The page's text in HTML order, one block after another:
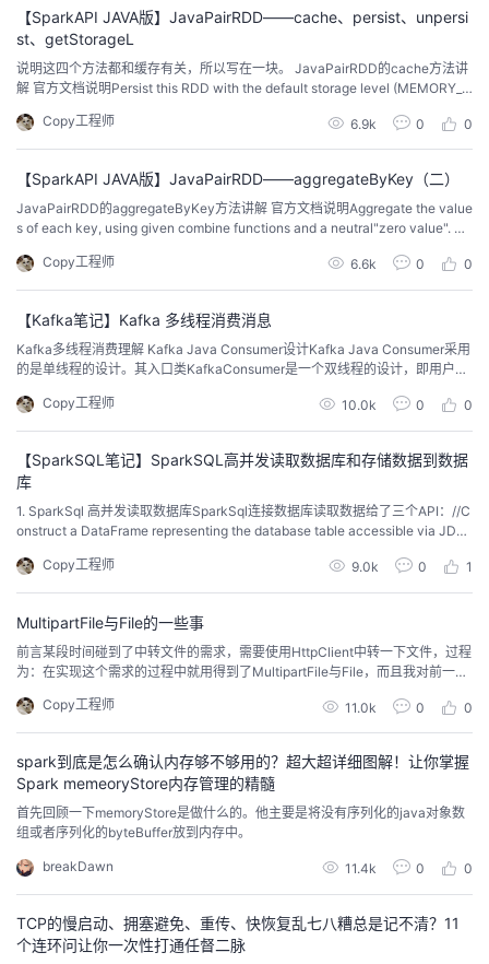
藏
【SparkAPI JAVA版】JavaPairRDD——cache、persist、unpersi
st、getStorageL
说明这四个方法都和缓存有关，所以写在一块。 JavaPairRDD的cache方法讲
解 官方文档说明Persist this RDD with the default storage level (MEMORY_O
序列化的方式将RDD的数据全部尝试持久化到内存中，cache()只是一个transf
orm...
Copy工程师 6.9k 0 0
【SparkAPI JAVA版】JavaPairRDD——aggregateByKey（二）
JavaPairRDD的aggregateByKey方法讲解 官方文档说明Aggregate the value
s of each key, using given combine functions and a neutral"zero value". Th
Copy工程师
6.6k 0 0
【Kafka笔记】Kafka 多线程消费消息
Kafka多线程消费理解 Kafka Java Consumer设计Kafka Java Consumer采用
的是单线程的设计。其入口类KafkaConsumer是一个双线程的设计，即用户主
程，心跳线程（Heartbeat Thread）只负责定期给对应的Broker机器发送心跳
请求，以表示消费者应用的存活性。官...
Copy工程师 10.0k 0 0
【SparkSQL笔记】SparkSQL高并发读取数据库和存储数据到数据
库
1. SparkSql 高并发读取数据库SparkSql连接数据库读取数据给了三个API：//C
onstruct a DataFrame representing the database table accessible via JDB
ng url...Copy工程师 9.0k 0 1
MultipartFile与File的一些事
前言某段时间碰到了中转文件的需求，需要使用HttpClient中转一下文件，过程
为：在实现这个需求的过程中就用得到了MultipartFile与File，而且我对前一个
HTML中form data方式上传的文件，包含二进制数据+文件名称。【来自百度
知道】 MultipartFile 与...
Copy工程师 11.0k 0 0
spark到底是怎么确认内存够不够用的？超大超详细图解！让你掌握
Spark memeoryStore内存管理的精髓
首先回顾一下memoryStore是做什么的。他主要是将没有序列化的java对象数
组或者序列化的byteBuffer放到内存中。
breakDawn 11.4k 0 0
TCP的慢启动、拥塞避免、重传、快恢复乱七八糟总是记不清？11
个连环问让你一次性打通任督二脉